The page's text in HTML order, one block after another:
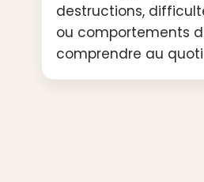
destructions,
ou comportements
comprendre au